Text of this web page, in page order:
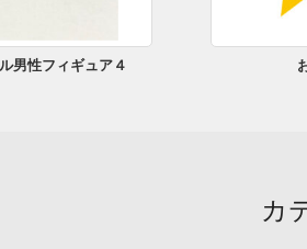
男性フィギュア４
カ